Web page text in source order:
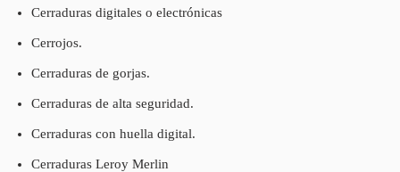
Cerraduras digitales o electrónicas
Cerrojos.
Cerraduras de gorjas.
Cerraduras de alta seguridad.
Cerraduras con huella digital.
Cerraduras Leroy Merlin